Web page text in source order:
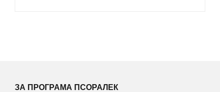
ЗА ПРОГРАМА ПСОРАЛЕК